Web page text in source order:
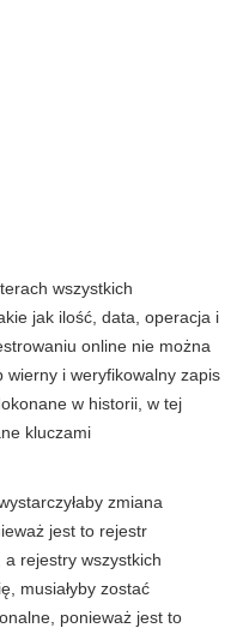
wszystkich
jak ilość, data, operacja i
online nie można
wierny i weryfikowalny zapis
w historii, w tej
kluczami
zmiana
jest to rejestr
rejestry wszystkich
musiałyby zostać
ponieważ jest to